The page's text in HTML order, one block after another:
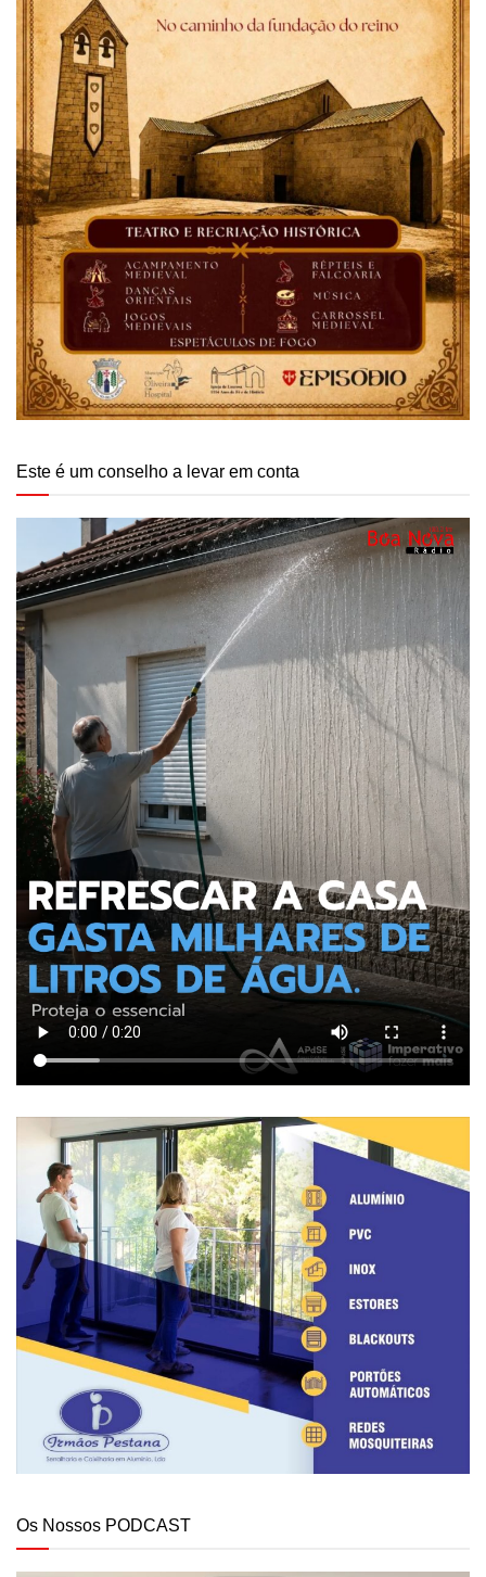
Este é um conselho a levar em conta
Os Nossos PODCAST